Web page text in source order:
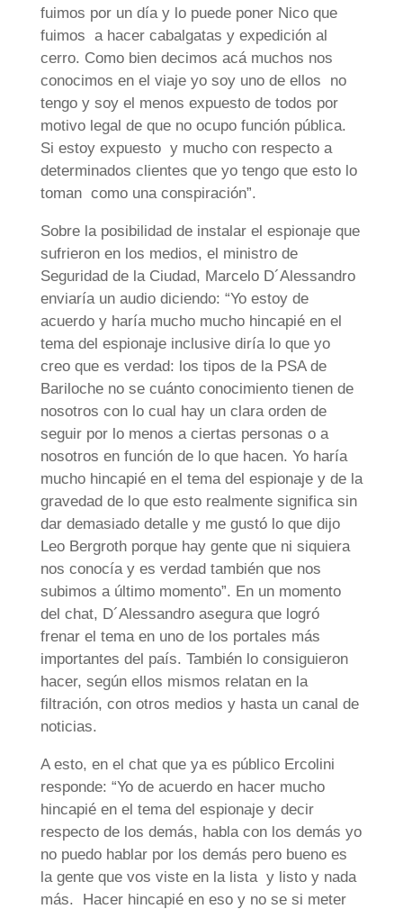
fuimos por un día y lo puede poner Nico que
fuimos a hacer cabalgatas y expedición al
cerro. Como bien decimos acá muchos nos
conocimos en el viaje yo soy uno de ellos no
tengo y soy el menos expuesto de todos por
motivo legal de que no ocupo función pública.
Si estoy expuesto y mucho con respecto a
determinados clientes que yo tengo que esto lo
toman como una conspiración”.
Sobre la posibilidad de instalar el espionaje que
sufrieron en los medios, el ministro de
Seguridad de la Ciudad, Marcelo D´Alessandro
enviaría un audio diciendo: “Yo estoy de
acuerdo y haría mucho mucho hincapié en el
tema del espionaje inclusive diría lo que yo
creo que es verdad: los tipos de la PSA de
Bariloche no se cuánto conocimiento tienen de
nosotros con lo cual hay un clara orden de
seguir por lo menos a ciertas personas o a
nosotros en función de lo que hacen. Yo haría
mucho hincapié en el tema del espionaje y de la
gravedad de lo que esto realmente significa sin
dar demasiado detalle y me gustó lo que dijo
Leo Bergroth porque hay gente que ni siquiera
nos conocía y es verdad también que nos
subimos a último momento”. En un momento
del chat, D´Alessandro asegura que logró
frenar el tema en uno de los portales más
importantes del país. También lo consiguieron
hacer, según ellos mismos relatan en la
filtración, con otros medios y hasta un canal de
noticias.
A esto, en el chat que ya es público Ercolini
responde: “Yo de acuerdo en hacer mucho
hincapié en el tema del espionaje y decir
respecto de los demás, habla con los demás yo
no puedo hablar por los demás pero bueno es
la gente que vos viste en la lista y listo y nada
más. Hacer hincapié en eso y no se si meter